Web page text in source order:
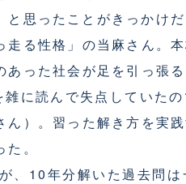
思ったことがきっかけだ
る性格」の当麻さん。
った社会が足を引っ張
に読んで失点していたの
）。習った解き方を実
。
、10年分解いた過去問